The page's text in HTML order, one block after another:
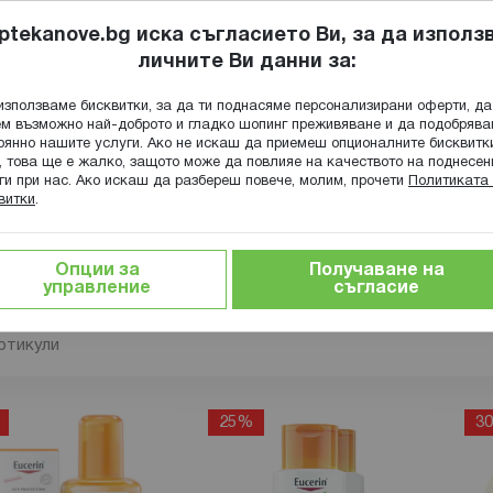
Търсене
ПОПИТАЙ
ГРИЖА ЗА МАЙКАТА И ДЕТЕТО ХРАНИТЕЛНИ ДОБАВКИ
слънцезащита
25%
иска съгласието Ви, за да
личните Ви данни за:
бисквитки, за да ти поднасяме персонализирани оферти, да
възможно най-доброто и гладко шопинг преживяване и да
нашите услуги. Ако не искаш да приемеш опционалните
това ще е жалко, защото може да повлияе на качеството на
при нас. Ако искаш да разбереш повече, молим, прочети
Политиката
.
Опции за
управление
Получаване на
съгласие